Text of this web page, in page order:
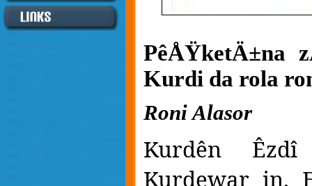
PêÅŸketÄ±na
Kurdi da rola
Roni Alasor
Kurdên
Kurdewar in.